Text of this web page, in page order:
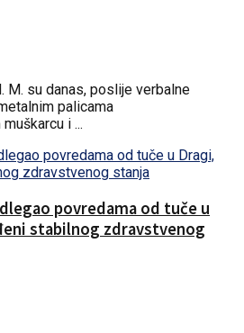
M. su danas, poslije verbalne
palicama
i ...
povredama od tuče u
stabilnog zdravstvenog